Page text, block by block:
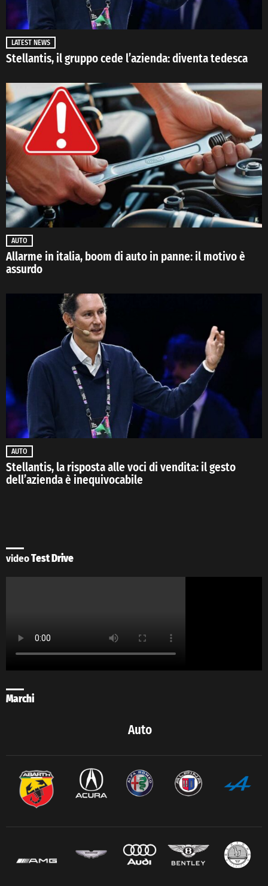
LATEST NEWS
Stellantis, il gruppo cede l’azienda: diventa tedesca
AUTO
Allarme in italia, boom di auto in panne: il motivo è
assurdo
AUTO
Stellantis, la risposta alle voci di vendita: il gesto
dell’azienda è inequivocabile
videoTest Drive
Marchi
Auto